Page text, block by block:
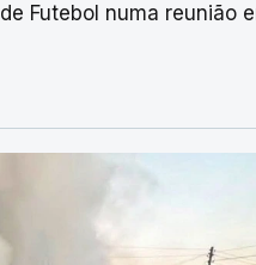
de Futebol numa reunião